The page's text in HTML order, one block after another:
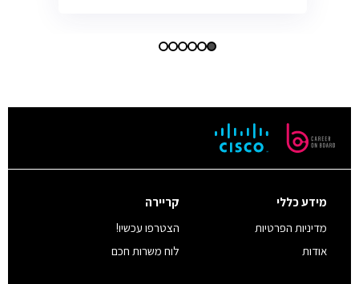
מידע כללי
מדיניות הפרטיות
אודות
קריירה
הצטרפו עכשיו!
לוח משרות חכם